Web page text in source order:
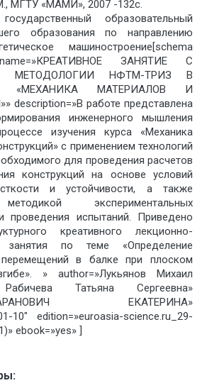
МГТУ «МАМИ», 2007 -132с.
образовательный
образования по направлению
машиностроение[schema
ЗАНЯТИЕ С
МЕТОДОЛОГИИ НФТМ-ТРИЗ В
«МЕХАНИКА МАТЕРИАЛОВ И
description=»В работе представлена
инженерного мышления
изучения курса «Механика
с применением технологий
для проведения расчетов
конструкций на основе условий
и устойчивости, а также
экспериментальных
проведения испытаний. Приведено
креативного лекционно-
занятия по теме «Определение
в балке при плоском
» author=»Лукьянов Михаил
Татьяна Сергеевна»
ЕКАТЕРИНА»
10″ edition=»euroasia-science.ru_29-
ebook=»yes» ]